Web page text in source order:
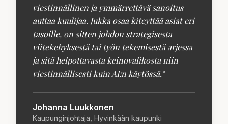
viestinnällinen ja ymmärrettävä sanoitus
auttaa kuulijaa. Jukka osaa kiteyttää asiat eri
tasoille, on sitten johdon strategisesta
viitekehyksestä tai työn tekemisestä arjessa
ja sitä helpottavasta keinovalikosta niin
viestinnällisesti kuin AI:n käytössä."
Johanna Luukkonen
Kaupunginjohtaja, Hyvinkään kaupunki